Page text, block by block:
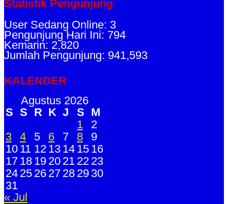
Statistik Pengunjung
User Sedang Online: 3
Pengunjung Hari Ini: 794
Kemarin: 2,820
Jumlah Pengunjung: 941,593
KALENDER
Agustus 2026
S S R K J S M
1
2
3
4 5 6 7 8
9
10 11 12 13 14 15 16
17 18 19 20 21 22 23
24 25 26 27 28 29 30
31
« Jul